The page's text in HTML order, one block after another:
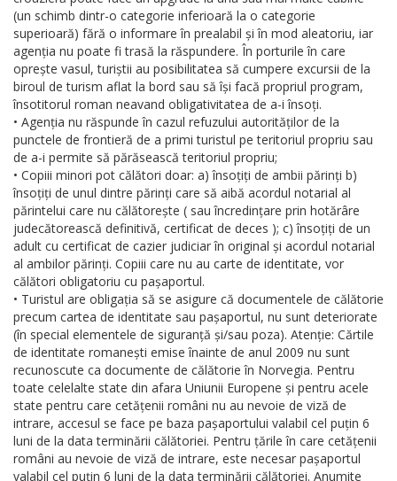
(un schimb dintr-o categorie inferioară la o categorie
superioară) fără o informare în prealabil și în mod aleatoriu, iar
agenția nu poate fi trasă la răspundere. În porturile în care
oprește vasul, turiștii au posibilitatea să cumpere excursii de la
biroul de turism aflat la bord sau să își facă propriul program,
însotitorul roman neavand obligativitatea de a-i însoți.
• Agenția nu răspunde în cazul refuzului autorităților de la
punctele de frontieră de a primi turistul pe teritoriul propriu sau
de a-i permite să părăsească teritoriul propriu;
• Copiii minori pot călători doar: a) însoțiți de ambii părinți b)
însoțiți de unul dintre părinți care să aibă acordul notarial al
părintelui care nu călătorește ( sau încredințare prin hotărâre
judecătorească definitivă, certificat de deces ); c) însoțiți de un
adult cu certificat de cazier judiciar în original și acordul notarial
al ambilor părinți. Copiii care nu au carte de identitate, vor
călători obligatoriu cu pașaportul.
• Turistul are obligația să se asigure că documentele de călătorie
precum cartea de identitate sau pașaportul, nu sunt deteriorate
(în special elementele de siguranță și/sau poza). Atenție: Cărtile
de identitate romanești emise înainte de anul 2009 nu sunt
recunoscute ca documente de călătorie în Norvegia. Pentru
toate celelalte state din afara Uniunii Europene și pentru acele
state pentru care cetățenii români nu au nevoie de viză de
intrare, accesul se face pe baza pașaportului valabil cel puțin 6
luni de la data terminării călătoriei. Pentru țările în care cetățenii
români au nevoie de viză de intrare, este necesar pașaportul
valabil cel puțin 6 luni de la data terminării călătoriei. Anumite